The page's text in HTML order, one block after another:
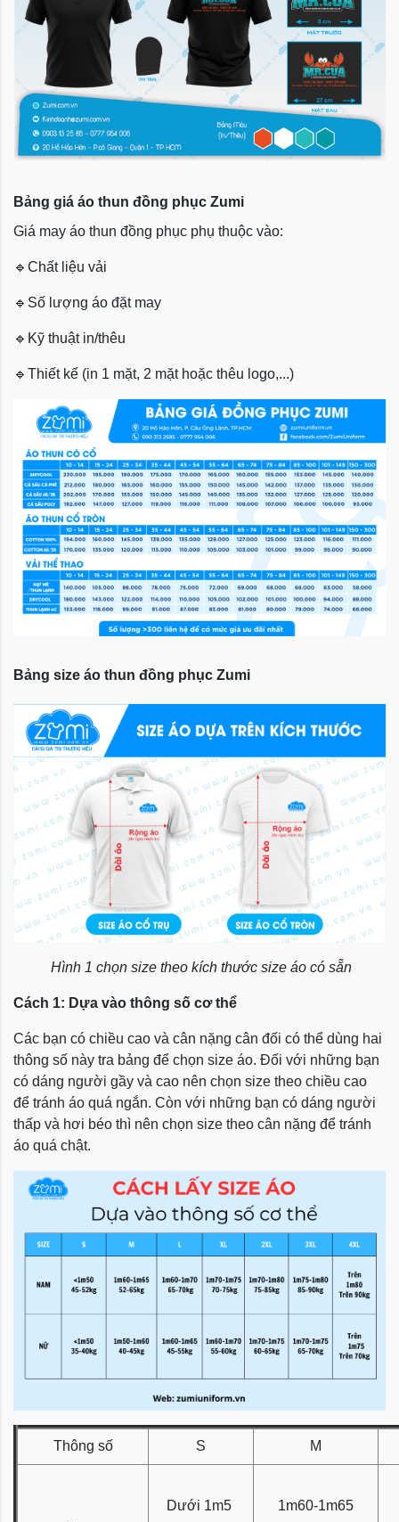
Bảng giá áo thun đồng phục Zumi
Giá may áo thun đồng phục phụ thuộc vào:
🔹 Chất liệu vải
🔹 Số lượng áo đặt may
🔹 Kỹ thuật in/thêu
🔹 Thiết kế (in 1 mặt, 2 mặt hoặc thêu logo,...)
Bảng size áo thun đồng phục Zumi
Hình 1 chọn size theo kích thước size áo có sẵn
Cách 1: Dựa vào thông số cơ thể
Các bạn có chiều cao và cân nặng cân đối có thể dùng hai
thông số này tra bảng để chọn size áo. Đối với những bạn
có dáng người gầy và cao nên chọn size theo chiều cao
để tránh áo quá ngắn. Còn với những bạn có dáng người
thấp và hơi béo thì nên chọn size theo cân nặng để tránh
áo quá chật.
Thông số S M
Dưới 1m5 1m60-1m65